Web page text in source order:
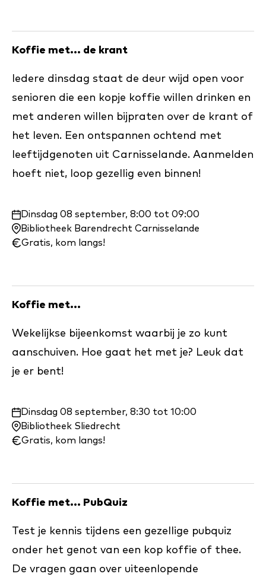
Koffie met... de krant
Iedere dinsdag staat de deur wijd open voor
senioren die een kopje koffie willen drinken en
met anderen willen bijpraten over de krant of
het leven. Een ontspannen ochtend met
leeftijdgenoten uit Carnisselande. Aanmelden
hoeft niet, loop gezellig even binnen!
Waar
en
wanneer:
Dinsdag 08 september, 8:00 tot 09:00
Bibliotheek Barendrecht Carnisselande
Gratis, kom langs!
Koffie met...
Wekelijkse bijeenkomst waarbij je zo kunt
aanschuiven. Hoe gaat het met je? Leuk dat
je er bent!
Waar
en
wanneer:
Dinsdag 08 september, 8:30 tot 10:00
Bibliotheek Sliedrecht
Gratis, kom langs!
Koffie met... PubQuiz
Test je kennis tijdens een gezellige pubquiz
onder het genot van een kop koffie of thee.
De vragen gaan over uiteenlopende